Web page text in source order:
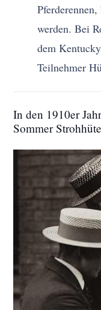
werden. Bei
dem
Teilnehmer
In den 1910er
Sommer